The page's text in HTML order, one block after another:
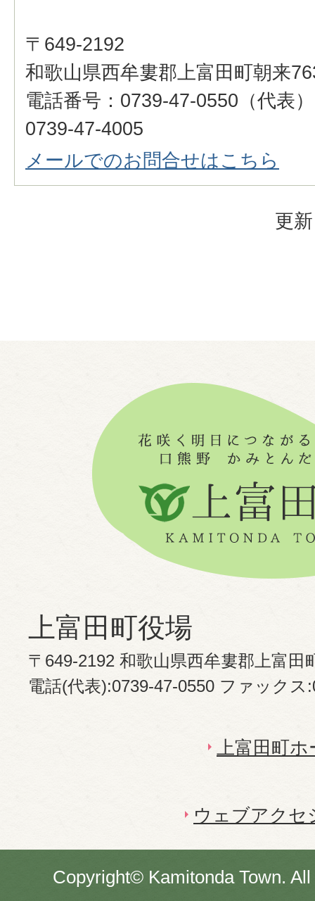
〒649-2192
和歌山県西牟婁郡上富田町朝来
電話番号：0739-47-0550（代表
0739-47-4005
メールでのお問合せはこちら
更
上富田町役場
〒649-2192 和歌山県西牟婁郡上富田
電話(代表):0739-47-0550 ファックス
上富田町
ウェブアクセ
Copyright© Kamitonda Town.